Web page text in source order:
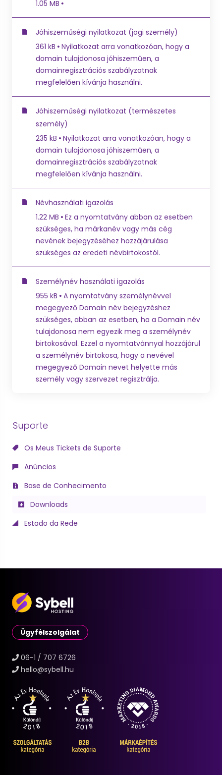
Suporte
Os Meus Tickets de Suporte
Anúncios
Base de Conhecimento
Downloads
Estado da Rede
1.05 MB
Jóhiszeműségi nyilatkozat (jogi személy)
361 kB
Nyilatkozat arra vonatkozóan, hogy a
domain tulajdonosa jóhiszeműen, a
domainregisztrációs szabályzatnak
megfelelően kívánja használni.
Jóhiszeműségi nyilatkozat (természetes
személy)
235 kB
Nyilatkozat arra vonatkozóan, hogy a
domain tulajdonosa jóhiszeműen, a
domainregisztrációs szabályzatnak
megfelelően kívánja használni.
Névhasználati igazolás
1.22 MB
Ez a nyomtatvány abban az esetben
szükséges, ha márkanév vagy más cég
nevének bejegyzéséhez hozzájárulása
szükséges az eredeti névbirtokostól.
Személynév használati igazolás
955 kB
A nyomtatvány személynévvel
megegyező Domain név bejegyzéshez
szükséges, abban az esetben, ha a Domain név
tulajdonosa nem egyezik meg a személynév
birtokosával. Ezzel a nyomtatvánnyal hozzájárul
a személynév birtokosa, hogy a nevével
megegyező Domain nevet helyette más
személy vagy szervezet regisztrálja.
Ügyfélszolgálat
06-1 / 707 6726
hello@sybell.hu